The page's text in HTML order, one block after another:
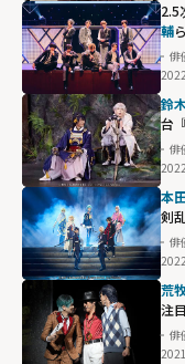
2.5
輔
俳
鈴
台
俳
本
剣
俳
荒
注
俳